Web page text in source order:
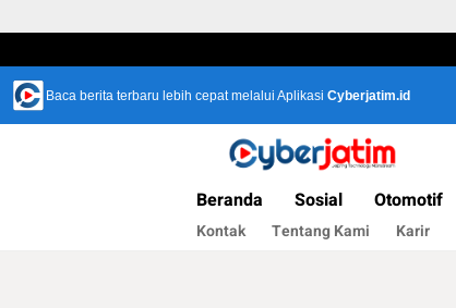
Baca berita terbaru lebih cepat melalui Aplikasi Cyberjatim.id
Cyber Jatim
Jejaring Technology Mainstream
Beranda Sosial Otomotif
Kontak Tentang Kami Karir